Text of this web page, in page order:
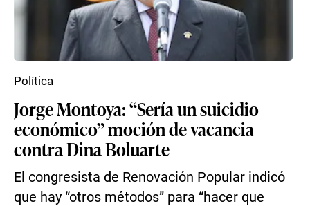
Jorge Montoya: “Sería un suicidio
económico” moción de vacancia
contra Dina Boluarte
El congresista de Renovación Popular indicó
que hay “otros métodos” para “hacer que
Política